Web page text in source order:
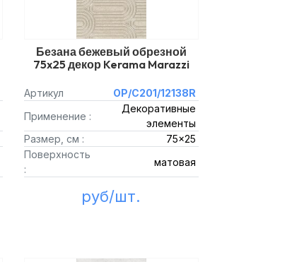
Безана бежевый обрезной
75x25 декор Kerama Marazzi
Артикул
OP/C201/12138R
Применение :
Декоративные
элементы
Размер, см :
75x25
Поверхность
:
матовая
руб/шт.